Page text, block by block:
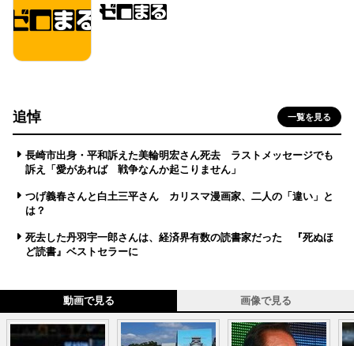
追悼 一覧を見る
長崎市出身・平和訴えた美輪明宏さん死去 ラストメッセージでも
訴え「愛があれば 戦争なんか起こりません」
つげ義春さんと白土三平さん カリスマ漫画家、二人の「違い」と
は？
死去した丹羽宇一郎さんは、経済界有数の読書家だった 『死ぬほ
ど読書』ベストセラーに
動画で見る 画像で見る